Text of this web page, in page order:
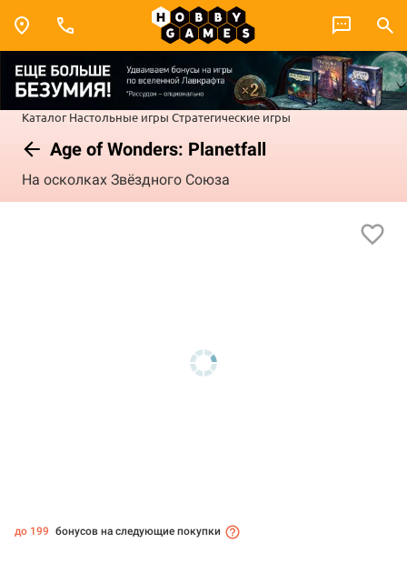
Каталог Настольные игры Стратегические игры
Age of Wonders: Planetfall
На осколках Звёздного Союза
до 199 бонусов на следующие покупки